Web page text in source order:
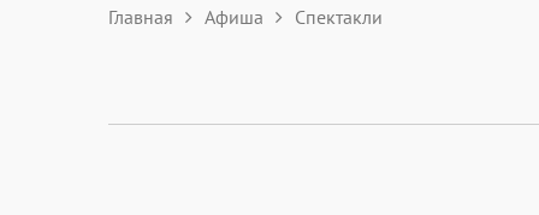
Главная Афиша Спектакли